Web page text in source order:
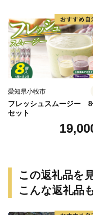
愛知県小牧市
フレッシュスムージー 8
セット
この返礼品を
こんな返礼品